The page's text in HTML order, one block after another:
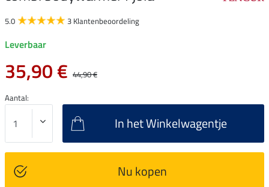
5.0 3 Klantenbeoordeling
Leverbaar
35,90 € 44,90 €
Aantal:
In het Winkelwagentje
Nu kopen